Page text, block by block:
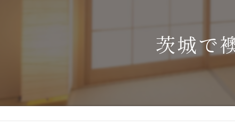
茨城で